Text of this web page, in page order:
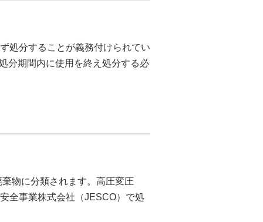
処分することが義務付けられてい
分期間内に使用を終え処分する必
物に分類されます。高圧変圧
全事業株式会社（JESCO）で処